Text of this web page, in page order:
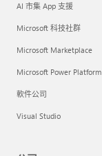
AI 市集 App 支援
Microsoft 科技社群
Microsoft Marketplace
Microsoft Power Platform
軟件公司
Visual Studio